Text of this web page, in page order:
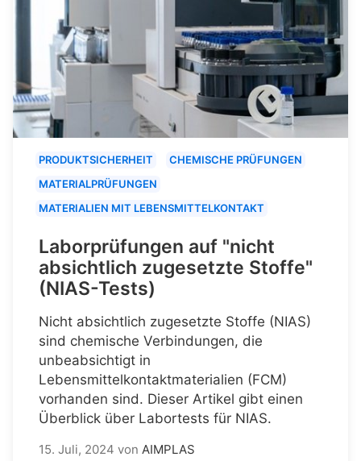
PRODUKTSICHERHEIT
CHEMISCHE PRÜFUNGEN
MATERIALPRÜFUNGEN
MATERIALIEN MIT LEBENSMITTELKONTAKT
Laborprüfungen auf "nicht
absichtlich zugesetzte Stoffe"
(NIAS-Tests)
Nicht absichtlich zugesetzte Stoffe (NIAS)
sind chemische Verbindungen, die
unbeabsichtigt in
Lebensmittelkontaktmaterialien (FCM)
vorhanden sind. Dieser Artikel gibt einen
Überblick über Labortests für NIAS.
15. Juli, 2024 von AIMPLAS